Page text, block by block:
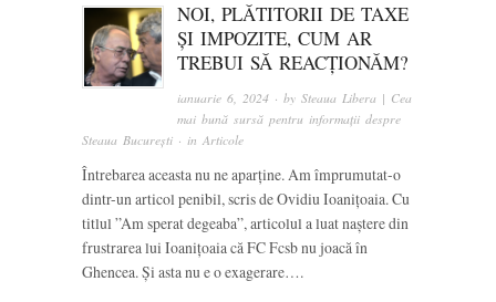
NOI, PLĂTITORII DE TAXE
ȘI IMPOZITE, CUM AR
TREBUI SĂ REACȚIONĂM?
ianuarie 6, 2024 · bySteaua Libera | Cea
mai bună sursă pentru informații despre
Steaua București · in Articole
Întrebarea aceasta nu ne aparține. Am împrumutat-o
dintr-un articol penibil, scris de Ovidiu Ioanițoaia. Cu
titlul ”Am sperat degeaba”, articolul a luat naștere din
frustrarea lui Ioanițoaia că FC Fcsb nu joacă în
Ghencea. Și asta nu e o exagerare….